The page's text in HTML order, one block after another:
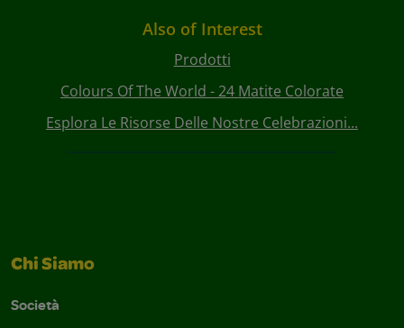
Also of Interest
Prodotti
Colours Of The World - 24 Matite Colorate
Esplora Le Risorse Delle Nostre Celebrazioni...
Chi Siamo
Società